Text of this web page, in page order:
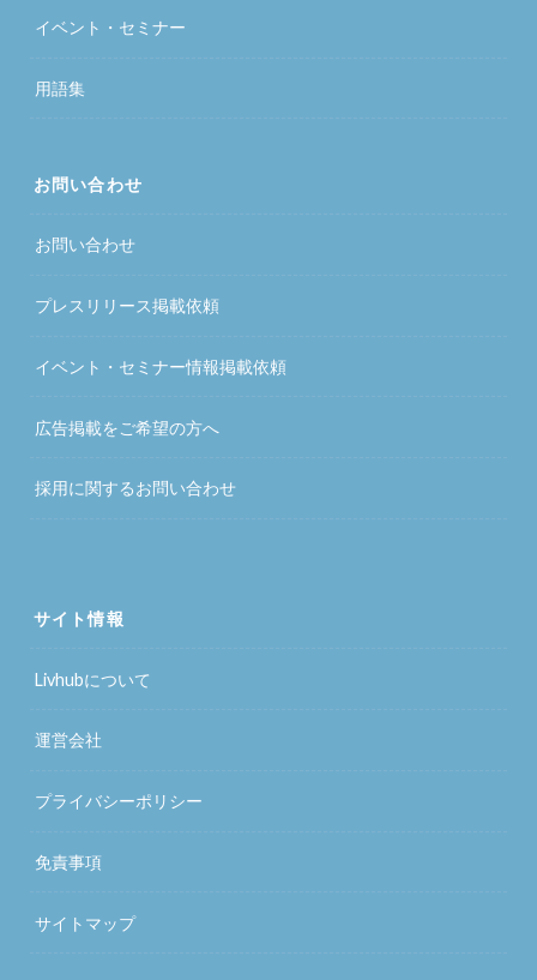
イベント・セミナー
用語集
お問い合わせ
お問い合わせ
プレスリリース掲載依頼
イベント・セミナー情報掲載依頼
広告掲載をご希望の方へ
採用に関するお問い合わせ
サイト情報
Livhubについて
運営会社
プライバシーポリシー
免責事項
サイトマップ